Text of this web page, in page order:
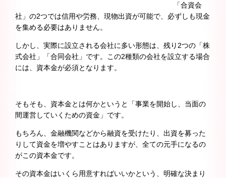
「合資会
社」の2つでは信用や労務、現物出資が可能で、必ずしも現金
を集める必要はありません。
しかし、実際に設立される会社に多い形態は、残り2つの「株
式会社」「合同会社」です。この2種類の会社を設立する場合
には、資本金が必須となります。
そもそも、資本金とは何かというと「事業を開始し、当面の
間運営していくための資金」です。
もちろん、金融機関などから融資を受けたり、出資を募った
りして資金を増やすことはありますが、全ての元手になるの
がこの資本金です。
その資本金はいくら用意すればいいかという、明確な決まり